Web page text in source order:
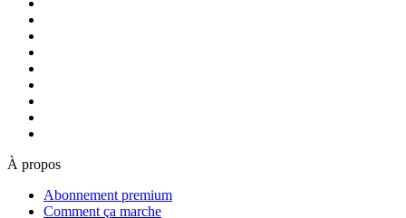
À propos
Abonnement premium
Comment ça marche